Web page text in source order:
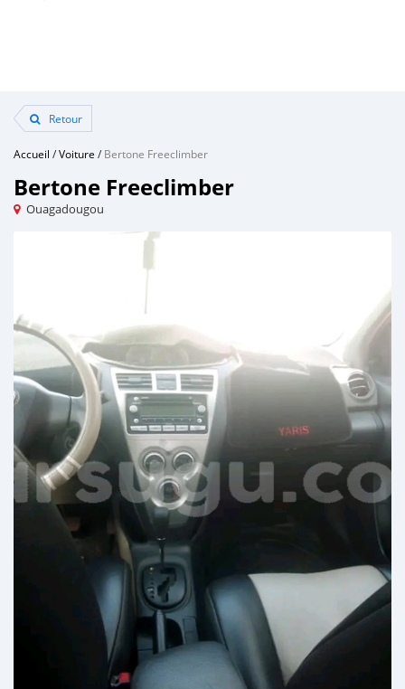
Retour
Accueil /Voiture /Bertone Freeclimber
Bertone Freeclimber
Ouagadougou